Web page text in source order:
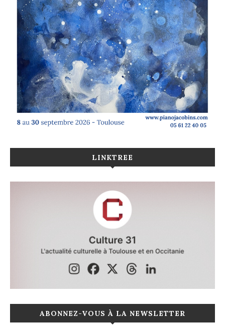
LINKTREE
ABONNEZ-VOUS À LA NEWSLETTER